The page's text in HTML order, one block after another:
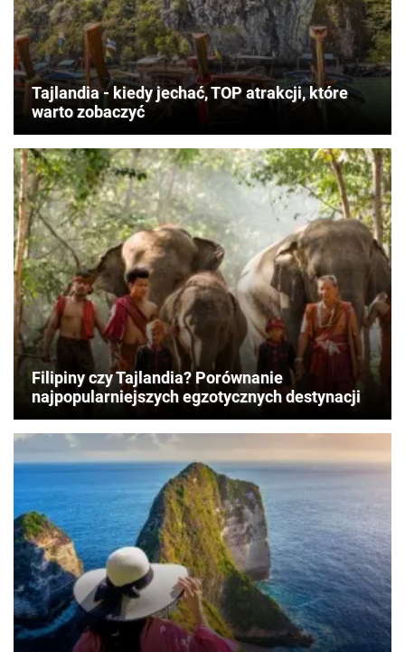
Tajlandia - kiedy jechać, TOP atrakcji, które
warto zobaczyć
Filipiny czy Tajlandia? Porównanie
najpopularniejszych egzotycznych destynacji